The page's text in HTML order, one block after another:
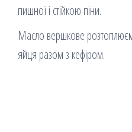
пишної і стійкою піни.
Масло вершкове
яйця разом з кефіром.